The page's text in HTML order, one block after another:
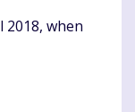
2018, when